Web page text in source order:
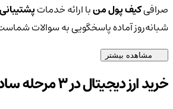
صرافیکیف پول منبا ارائه خدماتپشتیبانی
شبانه‌روز آماده پاسخگویی به سوالات
مشاهده بیشتر
خرید ارز دیجیتال در 3 مرحله ساده